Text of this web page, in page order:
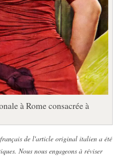
à Rome consacrée à
de l'article original italien a été
Nous nous engageons à réviser